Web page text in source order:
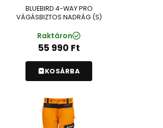
BLUEBIRD 4-WAY PRO
VÁGÁSBIZTOS NADRÁG (S)
Raktáron
55 990 Ft
KOSÁRBA